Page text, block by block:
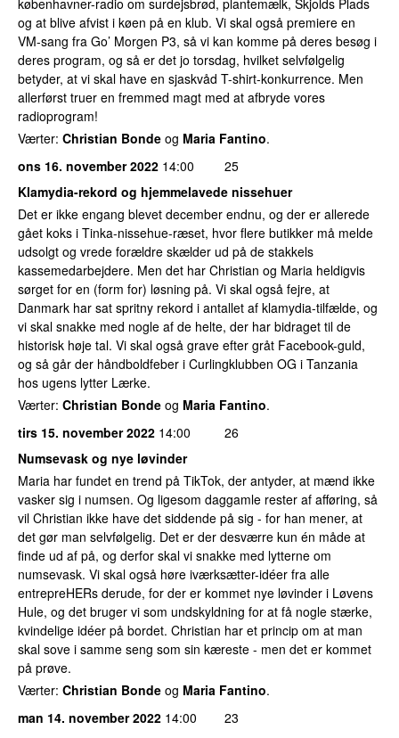
og at blive afvist i køen på en klub. Vi skal også premiere en
VM-sang fra Go’ Morgen P3, så vi kan komme på deres besøg i
deres program, og så er det jo torsdag, hvilket selvfølgelig
betyder, at vi skal have en sjaskvåd T-shirt-konkurrence. Men
allerførst truer en fremmed magt med at afbryde vores
radioprogram!
Værter: Christian Bonde og Maria Fantino.
ons 16. november 2022 14:00
25
Klamydia-rekord og hjemmelavede nissehuer
Det er ikke engang blevet december endnu, og der er allerede
gået koks i Tinka-nissehue-ræset, hvor flere butikker må melde
udsolgt og vrede forældre skælder ud på de stakkels
kassemedarbejdere. Men det har Christian og Maria heldigvis
sørget for en (form for) løsning på. Vi skal også fejre, at
Danmark har sat spritny rekord i antallet af klamydia-tilfælde, og
vi skal snakke med nogle af de helte, der har bidraget til de
historisk høje tal. Vi skal også grave efter gråt Facebook-guld,
og så går der håndboldfeber i Curlingklubben OG i Tanzania
hos ugens lytter Lærke.
Værter: Christian Bonde og Maria Fantino.
tirs 15. november 2022 14:00
26
Numsevask og nye løvinder
Maria har fundet en trend på TikTok, der antyder, at mænd ikke
vasker sig i numsen. Og ligesom daggamle rester af afføring, så
vil Christian ikke have det siddende på sig - for han mener, at
det gør man selvfølgelig. Det er der desværre kun én måde at
finde ud af på, og derfor skal vi snakke med lytterne om
numsevask. Vi skal også høre iværksætter-idéer fra alle
entrepreHERs derude, for der er kommet nye løvinder i Løvens
Hule, og det bruger vi som undskyldning for at få nogle stærke,
kvindelige idéer på bordet. Christian har et princip om at man
skal sove i samme seng som sin kæreste - men det er kommet
på prøve.
Værter: Christian Bonde og Maria Fantino.
man 14. november 2022 14:00
23